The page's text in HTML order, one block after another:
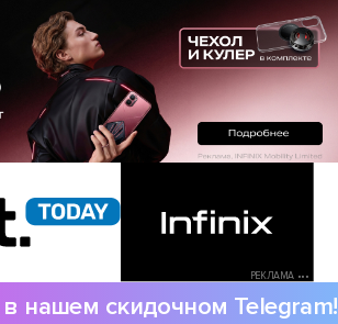
РЕКЛАМА •••
нашем скидочном Telegram!